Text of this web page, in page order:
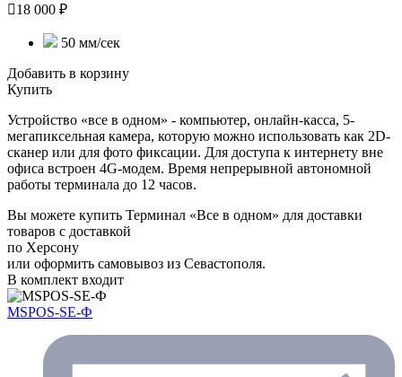
18 000 ₽
50 мм/сек
Добавить в корзину
Купить
Устройство «все в одном» - компьютер, онлайн-касса, 5-
мегапиксельная камера, которую можно использовать как 2D-
сканер или для фото фиксации. Для доступа к интернету вне
офиса встроен 4G-модем. Время непрерывной автономной
работы терминала до 12 часов.
Вы можете купить Терминал «Все в одном» для доставки
товаров с доставкой
по Херсону
или оформить самовывоз из Севастополя.
В комплект входит
MSPOS-SE-Ф